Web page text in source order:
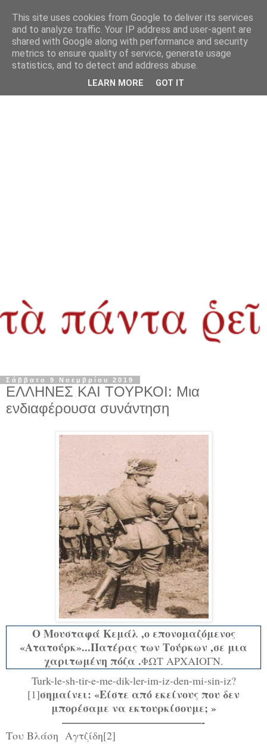
Σάββατο 9 Νοεμβρίου 2019
ΕΛΛΗΝΕΣ ΚΑΙ ΤΟΥΡΚΟΙ: Μια
ενδιαφέρουσα συνάντηση
Ο Μουσταφά Κεμάλ ,ο επονομαζόμενος
«Ατατούρκ»...Πατέρας των Τούρκων ,σε μια
χαριτωμένη πόζα .ΦΩΤ ΑΡΧΑΙΟΓΝ.
Turk-le-sh-tir-e-me-dik-ler-im-iz-den-mi-sin-iz?
[1]σημαίνει: «Είστε από εκείνους που δεν
μπορέσαμε να εκτουρκίσουμε; »
—————————————-
Του Βλάση Αγτζίδη[2]
This site uses cookies from Google to deliver its services
and to analyze traffic. Your IP address and user-agent are
shared with Google along with performance and security
metrics to ensure quality of service, generate usage
statistics, and to detect and address abuse.
LEARN MORE GOT IT